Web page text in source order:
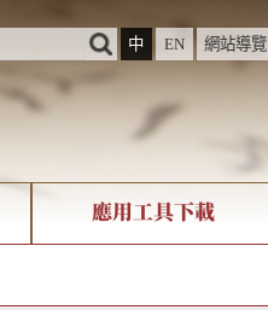
中
EN 網站導覽
應用工具下載